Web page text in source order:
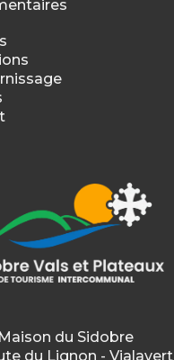
Maison du Sidobre
du Lignon - Vialavert